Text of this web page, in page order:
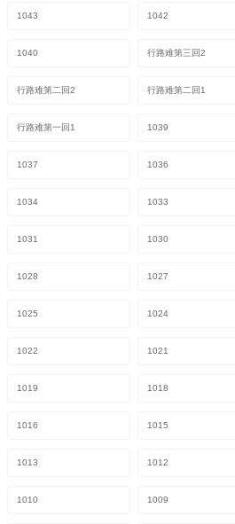
1043 1042
1040 行路难第三回2
行路难第二回2 行路难第二回1
行路难第一回1 1039
1037 1036
1034 1033
1031 1030
1028 1027
1025 1024
1022 1021
1019 1018
1016 1015
1013 1012
1010 1009